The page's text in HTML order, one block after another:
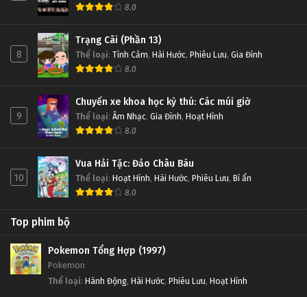
8.0
8
Trạng Cãi (Phần 13)
Thể loại: Tình Cảm, Hài Hước, Phiêu Lưu, Gia Đình
8.0
9
Chuyến xe khoa học kỳ thú: Các múi giờ
Thể loại: Âm Nhạc, Gia Đình, Hoạt Hình
8.0
10
Vua Hải Tặc: Đảo Châu Báu
Thể loại: Hoạt Hình, Hài Hước, Phiêu Lưu, Bí ẩn
8.0
Top phim bộ
Pokemon Tổng Hợp (1997)
Pokemon
Thể loại: Hành Động, Hài Hước, Phiêu Lưu, Hoạt Hình